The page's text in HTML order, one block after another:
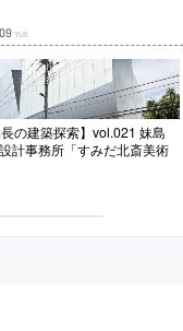
09 TUE
長の建築探索】vol.021 妹島
計事務所「すみだ北斎美術